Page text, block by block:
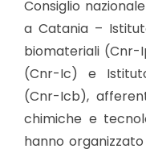
Consiglio
a Catania –
biomateriali
(Cnr-Ic) e
(Cnr-Icb),
chimiche e
hanno